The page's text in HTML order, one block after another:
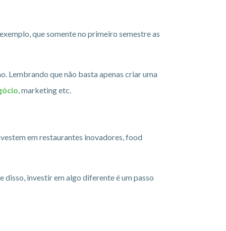
que somente no primeiro semestre as
Lembrando que não basta apenas criar uma
, marketing etc.
em restaurantes inovadores, food
investir em algo diferente é um passo